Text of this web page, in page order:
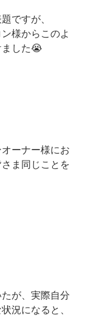
ですが、
様からこのよ
ました😭
ーナー様にお
ま同じことを
たが、実際自分
況になると、